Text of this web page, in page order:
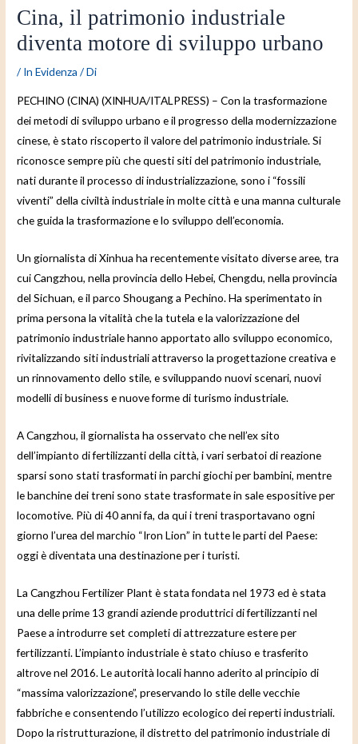
Cina, il patrimonio industriale
diventa motore di sviluppo urbano
/ In Evidenza / Di
PECHINO (CINA) (XINHUA/ITALPRESS) – Con la trasformazione
dei metodi di sviluppo urbano e il progresso della modernizzazione
cinese, è stato riscoperto il valore del patrimonio industriale. Si
riconosce sempre più che questi siti del patrimonio industriale,
nati durante il processo di industrializzazione, sono i “fossili
viventi” della civiltà industriale in molte città e una manna culturale
che guida la trasformazione e lo sviluppo dell’economia.
Un giornalista di Xinhua ha recentemente visitato diverse aree, tra
cui Cangzhou, nella provincia dello Hebei, Chengdu, nella provincia
del Sichuan, e il parco Shougang a Pechino. Ha sperimentato in
prima persona la vitalità che la tutela e la valorizzazione del
patrimonio industriale hanno apportato allo sviluppo economico,
rivitalizzando siti industriali attraverso la progettazione creativa e
un rinnovamento dello stile, e sviluppando nuovi scenari, nuovi
modelli di business e nuove forme di turismo industriale.
A Cangzhou, il giornalista ha osservato che nell’ex sito
dell’impianto di fertilizzanti della città, i vari serbatoi di reazione
sparsi sono stati trasformati in parchi giochi per bambini, mentre
le banchine dei treni sono state trasformate in sale espositive per
locomotive. Più di 40 anni fa, da qui i treni trasportavano ogni
giorno l’urea del marchio “Iron Lion” in tutte le parti del Paese:
oggi è diventata una destinazione per i turisti.
La Cangzhou Fertilizer Plant è stata fondata nel 1973 ed è stata
una delle prime 13 grandi aziende produttrici di fertilizzanti nel
Paese a introdurre set completi di attrezzature estere per
fertilizzanti. L’impianto industriale è stato chiuso e trasferito
altrove nel 2016. Le autorità locali hanno aderito al principio di
“massima valorizzazione”, preservando lo stile delle vecchie
fabbriche e consentendo l’utilizzo ecologico dei reperti industriali.
Dopo la ristrutturazione, il distretto del patrimonio industriale di